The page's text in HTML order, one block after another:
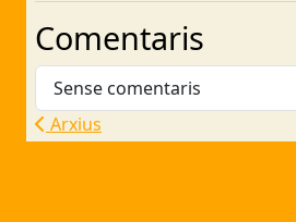
Comentaris
Sense comentaris
Arxius